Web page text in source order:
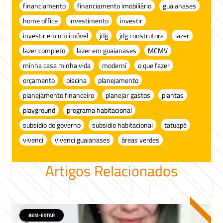
financiamento
financiamento imobiliário
guaianases
home office
investimento
investir
investir em um imóvel
jdg jdg construtora
lazer
lazer completo
lazer em guaianases
MCMV
minha casa minha vida
moderní
o que fazer
orçamento
piscina
planejamento
planejamento financeiro
planejar gastos
plantas
playground
programa habitacional
subsídio do governo
subsídio habitacional
tatuapé
vivenci
vivenci guaianases áreas verdes
Artigos Relacionados
BEM-ESTAR